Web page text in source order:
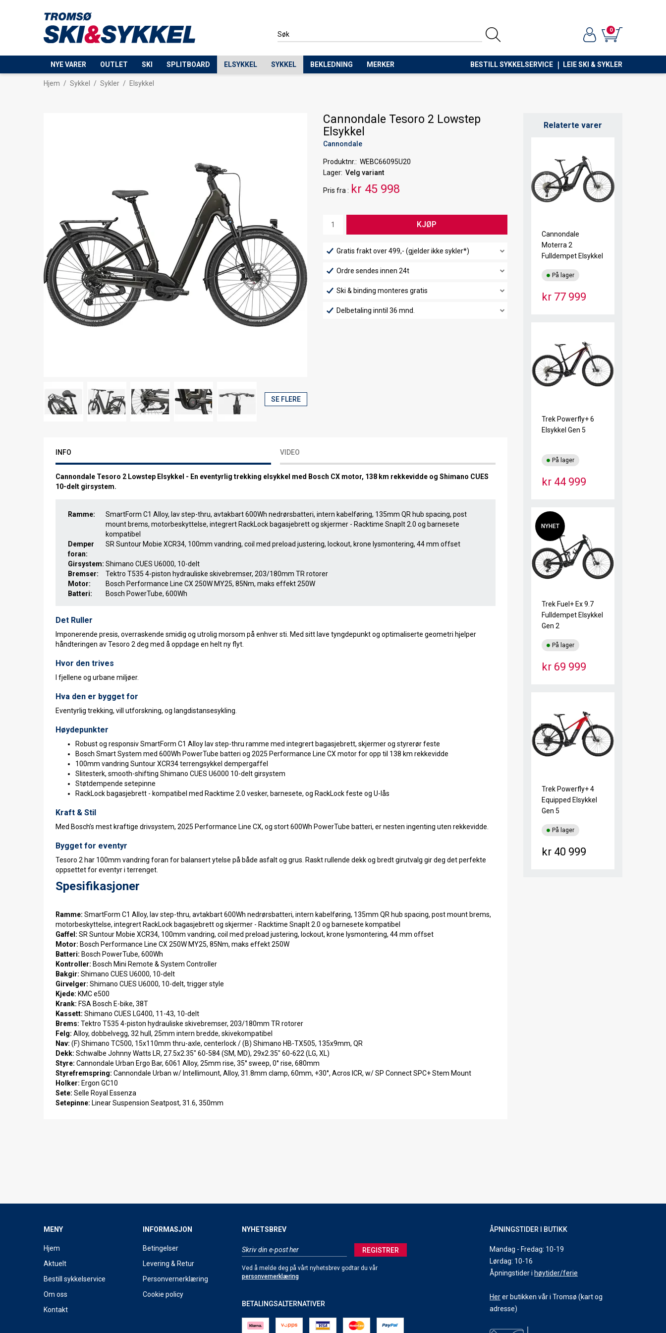
0
NYE VARER OUTLET SKI SPLITBOARD ELSYKKEL SYKKEL BEKLEDNING MERKER BESTILL SYKKELSERVICE LEIE SKI & SYKLER
Hjem / Sykkel / Sykler / Elsykkel
SE FLERE
Cannondale Tesoro 2 Lowstep
Elsykkel
Cannondale
Produktnr.
WEBC66095U20
Lager Velg variant
Pris fra kr 45 998
KJØP
Gratis frakt over 499,- (gjelder ikke sykler*)
Ordre sendes innen 24t
Ski & binding monteres gratis
Delbetaling inntil 36 mnd.
INFO VIDEO
Cannondale Tesoro 2 Lowstep Elsykkel - En eventyrlig trekking elsykkel med Bosch CX motor, 138 km rekkevidde og Shimano CUES
10-delt girsystem.
Ramme:
SmartForm C1 Alloy, lav step-thru, avtakbart 600Wh nedrørsbatteri, intern kabelføring, 135mm QR hub spacing, post
mount brems, motorbeskyttelse, integrert RackLock bagasjebrett og skjermer - Racktime SnapIt 2.0 og barnesete
kompatibel
Demper
foran:
SR Suntour Mobie XCR34, 100mm vandring, coil med preload justering, lockout, krone lysmontering, 44 mm offset
Girsystem: Shimano CUES U6000, 10-delt
Bremser:
Tektro T535 4-piston hydrauliske skivebremser, 203/180mm TR rotorer
Motor:
Bosch Performance Line CX 250W MY25, 85Nm, maks effekt 250W
Batteri:
Bosch PowerTube, 600Wh
Det Ruller
Imponerende presis, overraskende smidig og utrolig morsom på enhver sti. Med sitt lave tyngdepunkt og optimaliserte geometri hjelper
håndteringen av Tesoro 2 deg med å oppdage en helt ny flyt.
Hvor den trives
I fjellene og urbane miljøer.
Hva den er bygget for
Eventyrlig trekking, vill utforskning, og langdistansesykling.
Høydepunkter
Robust og responsiv SmartForm C1 Alloy lav step-thru ramme med integrert bagasjebrett, skjermer og styrerør feste
Bosch Smart System med 600Wh PowerTube batteri og 2025 Performance Line CX motor for opp til 138 km rekkevidde
100mm vandring Suntour XCR34 terrengsykkel dempergaffel
Slitesterk, smooth-shifting Shimano CUES U6000 10-delt girsystem
Støtdempende setepinne
RackLock bagasjebrett - kompatibel med Racktime 2.0 vesker, barnesete, og RackLock feste og U-lås
Kraft & Stil
Med Bosch’s mest kraftige drivsystem, 2025 Performance Line CX, og stort 600Wh PowerTube batteri, er nesten ingenting uten rekkevidde.
Bygget for eventyr
Tesoro 2 har 100mm vandring foran for balansert ytelse på både asfalt og grus. Raskt rullende dekk og bredt girutvalg gir deg det perfekte
oppsettet for eventyr i terrenget.
Spesifikasjoner
Ramme: SmartForm C1 Alloy, lav step-thru, avtakbart 600Wh nedrørsbatteri, intern kabelføring, 135mm QR hub spacing, post mount brems,
motorbeskyttelse, integrert RackLock bagasjebrett og skjermer - Racktime SnapIt 2.0 og barnesete kompatibel
Gaffel: SR Suntour Mobie XCR34, 100mm vandring, coil med preload justering, lockout, krone lysmontering, 44 mm offset
Motor: Bosch Performance Line CX 250W MY25, 85Nm, maks effekt 250W
Batteri: Bosch PowerTube, 600Wh
Kontroller: Bosch Mini Remote & System Controller
Bakgir: Shimano CUES U6000, 10-delt
Girvelger: Shimano CUES U6000, 10-delt, trigger style
Kjede: KMC e500
Krank: FSA Bosch E-bike, 38T
Kassett: Shimano CUES LG400, 11-43, 10-delt
Brems: Tektro T535 4-piston hydrauliske skivebremser, 203/180mm TR rotorer
Felg: Alloy, dobbelvegg, 32 hull, 25mm intern bredde, skivekompatibel
Nav: (F) Shimano TC500, 15x110mm thru-axle, centerlock / (B) Shimano HB-TX505, 135x9mm, QR
Dekk: Schwalbe Johnny Watts LR, 27.5x2.35" 60-584 (SM, MD), 29x2.35" 60-622 (LG, XL)
Styre: Cannondale Urban Ergo Bar, 6061 Alloy, 25mm rise, 35° sweep, 0° rise, 680mm
Styrefremspring: Cannondale Urban w/ Intellimount, Alloy, 31.8mm clamp, 60mm, +30°, Acros ICR, w/ SP Connect SPC+ Stem Mount
Holker: Ergon GC10
Sete: Selle Royal Essenza
Setepinne: Linear Suspension Seatpost, 31.6, 350mm
Relaterte varer
Cannondale
Moterra 2
Fulldempet Elsykkel
kr 77 999
På lager
Trek Powerfly+ 6
Elsykkel Gen 5
kr 44 999
På lager
NYHET
Trek Fuel+ Ex 9.7
Fulldempet Elsykkel
Gen 2
kr 69 999
På lager
Trek Powerfly+ 4
Equipped Elsykkel
Gen 5
kr 40 999
På lager
MENY
Hjem
Aktuelt
Bestill sykkelservice
Om oss
Kontakt
INFORMASJON
Betingelser
Levering & Retur
Personvernerklæring
Cookie policy
NYHETSBREV
REGISTRER
Ved å melde deg på vårt nyhetsbrev godtar du vår
personvernerklæring
BETALINGSALTERNATIVER
ÅPNINGSTIDER I BUTIKK
Mandag - Fredag: 10-19
Lørdag: 10-16
Åpningstider i høytider/ferie
Herer butikken vår i Tromsø (kart og
adresse)